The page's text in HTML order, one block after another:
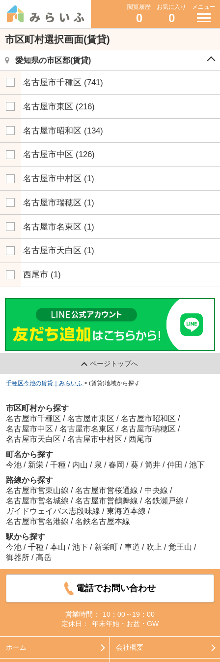
閲覧履歴
0
お気に入り
0
メニュー
市区町村選択画面(賃貸)
愛知県の市区郡(賃貸)
名古屋市千種区 (741)
名古屋市東区 (216)
名古屋市昭和区 (134)
名古屋市中区 (126)
名古屋市中村区 (1)
名古屋市瑞穂区 (1)
名古屋市名東区 (1)
名古屋市天白区 (1)
西尾市 (1)
ページトップへ
千種区今池の賃貸｜みらいふ > (賃貸)地域から探す
市区町村から探す
名古屋市千種区 / 名古屋市東区 / 名古屋市昭和区 /
名古屋市中区 / 名古屋市名東区 / 名古屋市瑞穂区 /
名古屋市天白区 / 名古屋市中村区 / 西尾市
町名から探す
今池 / 新栄 / 千種 / 内山 / 泉 / 春岡 / 葵 / 筒井 / 仲田 / 池下
路線から探す
名古屋市営東山線 / 名古屋市営桜通線 / 中央線 /
名古屋市営名城線 / 名古屋市営鶴舞線 / 名鉄瀬戸線 /
ガイドウェイバス志段味線 / 東海道本線 /
名古屋市営名港線 / 名鉄名古屋本線
駅から探す
今池 / 千種 / 本山 / 池下 / 新栄町 / 車道 / 吹上 / 覚王山 /
御器所 / 高岳
電話でお問い合わせ
営業時間：
10：00～19：00
定休日：
年末年始・お盆・GW
ホーム 会社概要